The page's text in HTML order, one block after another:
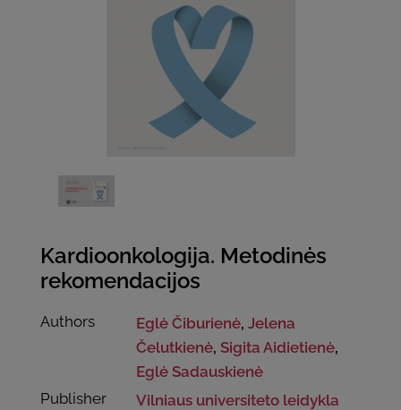
Kardioonkologija. Metodinės
rekomendacijos
Authors Eglė Čiburienė,Jelena
Čelutkienė,Sigita Aidietienė,
Eglė Sadauskienė
Publisher
Vilniaus universiteto leidykla